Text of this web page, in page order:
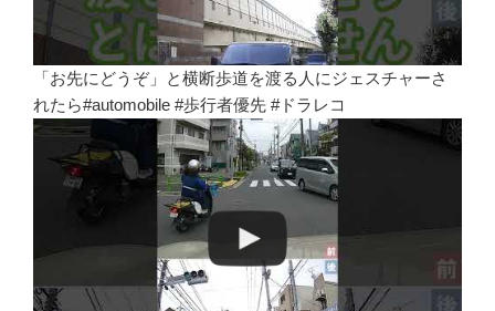
「お先にどうぞ」と横断歩道を渡る人にジェスチャーさ
れたら#automobile #歩行者優先 #ドラレコ